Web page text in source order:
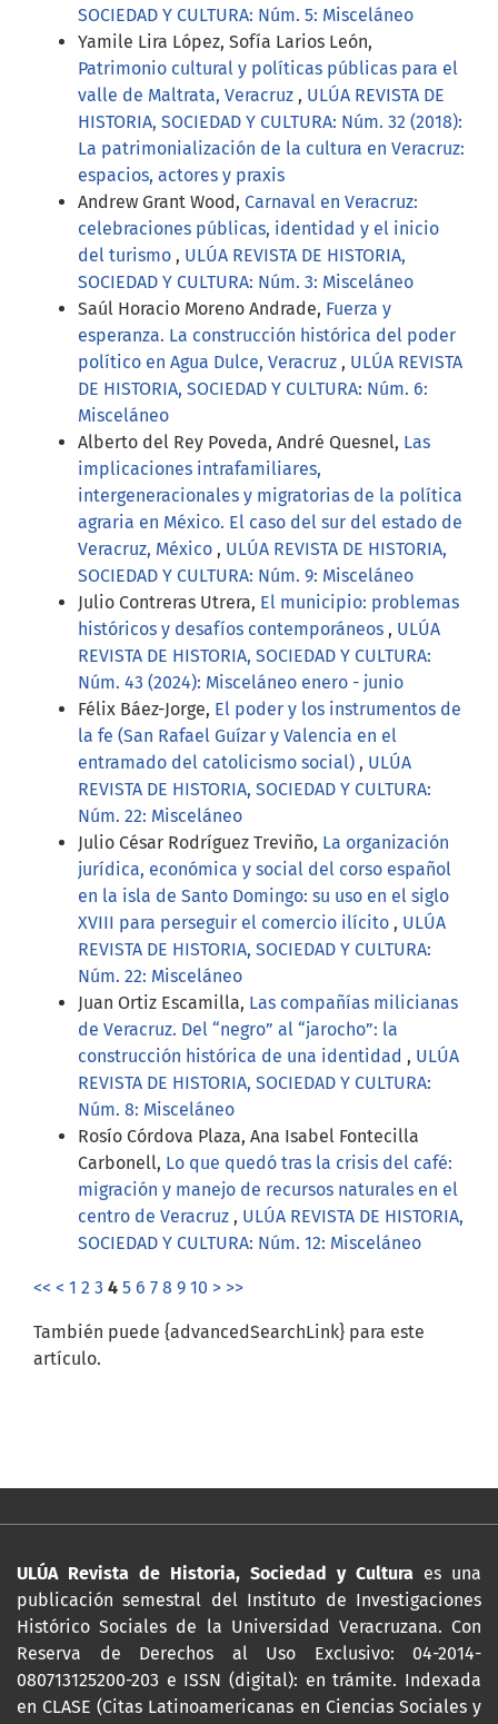
SOCIEDAD Y CULTURA: Núm. 5: Misceláneo
Yamile Lira López, Sofía Larios León,
Patrimonio cultural y políticas públicas para el
valle de Maltrata, Veracruz , ULÚA REVISTA DE
HISTORIA, SOCIEDAD Y CULTURA: Núm. 32 (2018):
La patrimonialización de la cultura en Veracruz:
espacios, actores y praxis
Andrew Grant Wood, Carnaval en Veracruz:
celebraciones públicas, identidad y el inicio
del turismo , ULÚA REVISTA DE HISTORIA,
SOCIEDAD Y CULTURA: Núm. 3: Misceláneo
Saúl Horacio Moreno Andrade, Fuerza y
esperanza. La construcción histórica del poder
político en Agua Dulce, Veracruz , ULÚA REVISTA
DE HISTORIA, SOCIEDAD Y CULTURA: Núm. 6:
Misceláneo
Alberto del Rey Poveda, André Quesnel, Las
implicaciones intrafamiliares,
intergeneracionales y migratorias de la política
agraria en México. El caso del sur del estado de
Veracruz, México , ULÚA REVISTA DE HISTORIA,
SOCIEDAD Y CULTURA: Núm. 9: Misceláneo
Julio Contreras Utrera, El municipio: problemas
históricos y desafíos contemporáneos , ULÚA
REVISTA DE HISTORIA, SOCIEDAD Y CULTURA:
Núm. 43 (2024): Misceláneo enero - junio
Félix Báez-Jorge, El poder y los instrumentos de
la fe (San Rafael Guízar y Valencia en el
entramado del catolicismo social) , ULÚA
REVISTA DE HISTORIA, SOCIEDAD Y CULTURA:
Núm. 22: Misceláneo
Julio César Rodríguez Treviño, La organización
jurídica, económica y social del corso español
en la isla de Santo Domingo: su uso en el siglo
XVIII para perseguir el comercio ilícito , ULÚA
REVISTA DE HISTORIA, SOCIEDAD Y CULTURA:
Núm. 22: Misceláneo
Juan Ortiz Escamilla, Las compañías milicianas
de Veracruz. Del “negro” al “jarocho”: la
construcción histórica de una identidad , ULÚA
REVISTA DE HISTORIA, SOCIEDAD Y CULTURA:
Núm. 8: Misceláneo
Rosío Córdova Plaza, Ana Isabel Fontecilla
Carbonell, Lo que quedó tras la crisis del café:
migración y manejo de recursos naturales en el
centro de Veracruz , ULÚA REVISTA DE HISTORIA,
SOCIEDAD Y CULTURA: Núm. 12: Misceláneo
<< < 1 2 3 4 5 6 7 8 9 10 > >>
También puede {advancedSearchLink} para este
artículo.
ULÚA Revista de Historia, Sociedad y Cultura es una
publicación semestral del Instituto de Investigaciones
Histórico Sociales de la Universidad Veracruzana. Con
Reserva de Derechos al Uso Exclusivo: 04-2014-
080713125200-203 e ISSN (digital): en trámite. Indexada
en CLASE (Citas Latinoamericanas en Ciencias Sociales y